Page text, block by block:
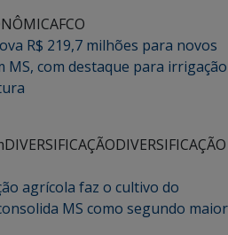
FCO
R$ 219,7 milhões para novos
MS, com destaque para irrigação
DIVERSIFICAÇÃODIVERSIFICAÇÃO
agrícola faz o cultivo do
MS como segundo maior